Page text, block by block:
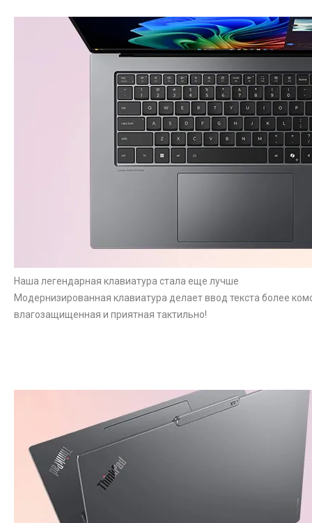
Наша легендарная клавиатура стала еще лучше
Модернизированная клавиатура делает ввод текста более
влагозащищенная и приятная тактильно!